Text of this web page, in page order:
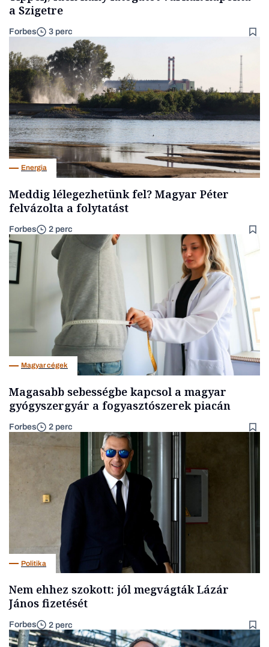
a Szigetre
Forbes 3 perc
Energia
Meddig lélegezhetünk fel? Magyar Péter
felvázolta a folytatást
Forbes 2 perc
Magyar cégek
Magasabb sebességbe kapcsol a magyar
gyógyszergyár a fogyasztószerek piacán
Forbes 2 perc
Politika
Nem ehhez szokott: jól megvágták Lázár
János fizetését
Forbes 2 perc